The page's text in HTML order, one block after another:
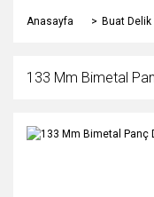
Anasayfa Buat
133 Mm Bimetal